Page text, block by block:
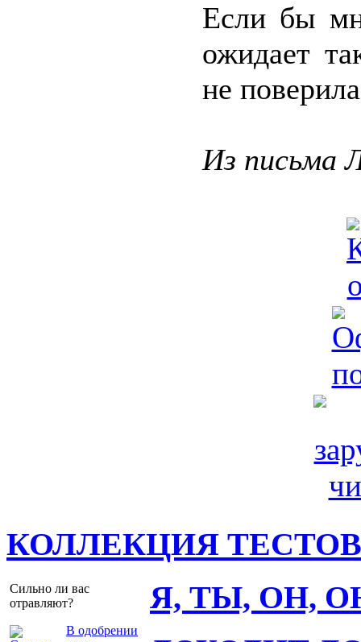
Если бы
ожидает
не
Из письма
КОЛЛЕКЦИЯ ТЕСТОВ
Сильно ли вас
отравляют?
В одобрении
Я, ТЫ, ОН,